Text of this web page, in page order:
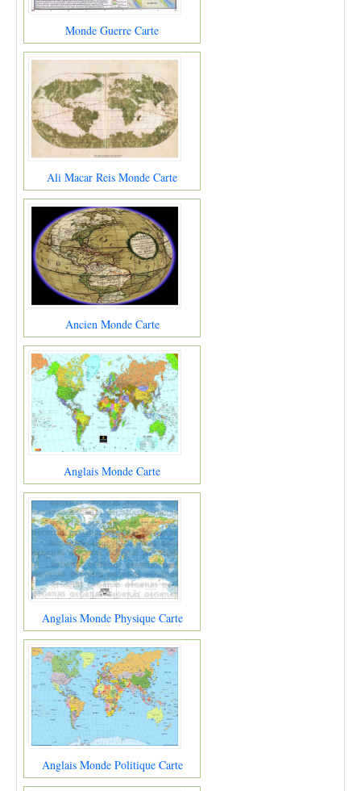
Monde Guerre Carte
Ali Macar Reis Monde Carte
Ancien Monde Carte
Anglais Monde Carte
Anglais Monde Physique Carte
Anglais Monde Politique Carte